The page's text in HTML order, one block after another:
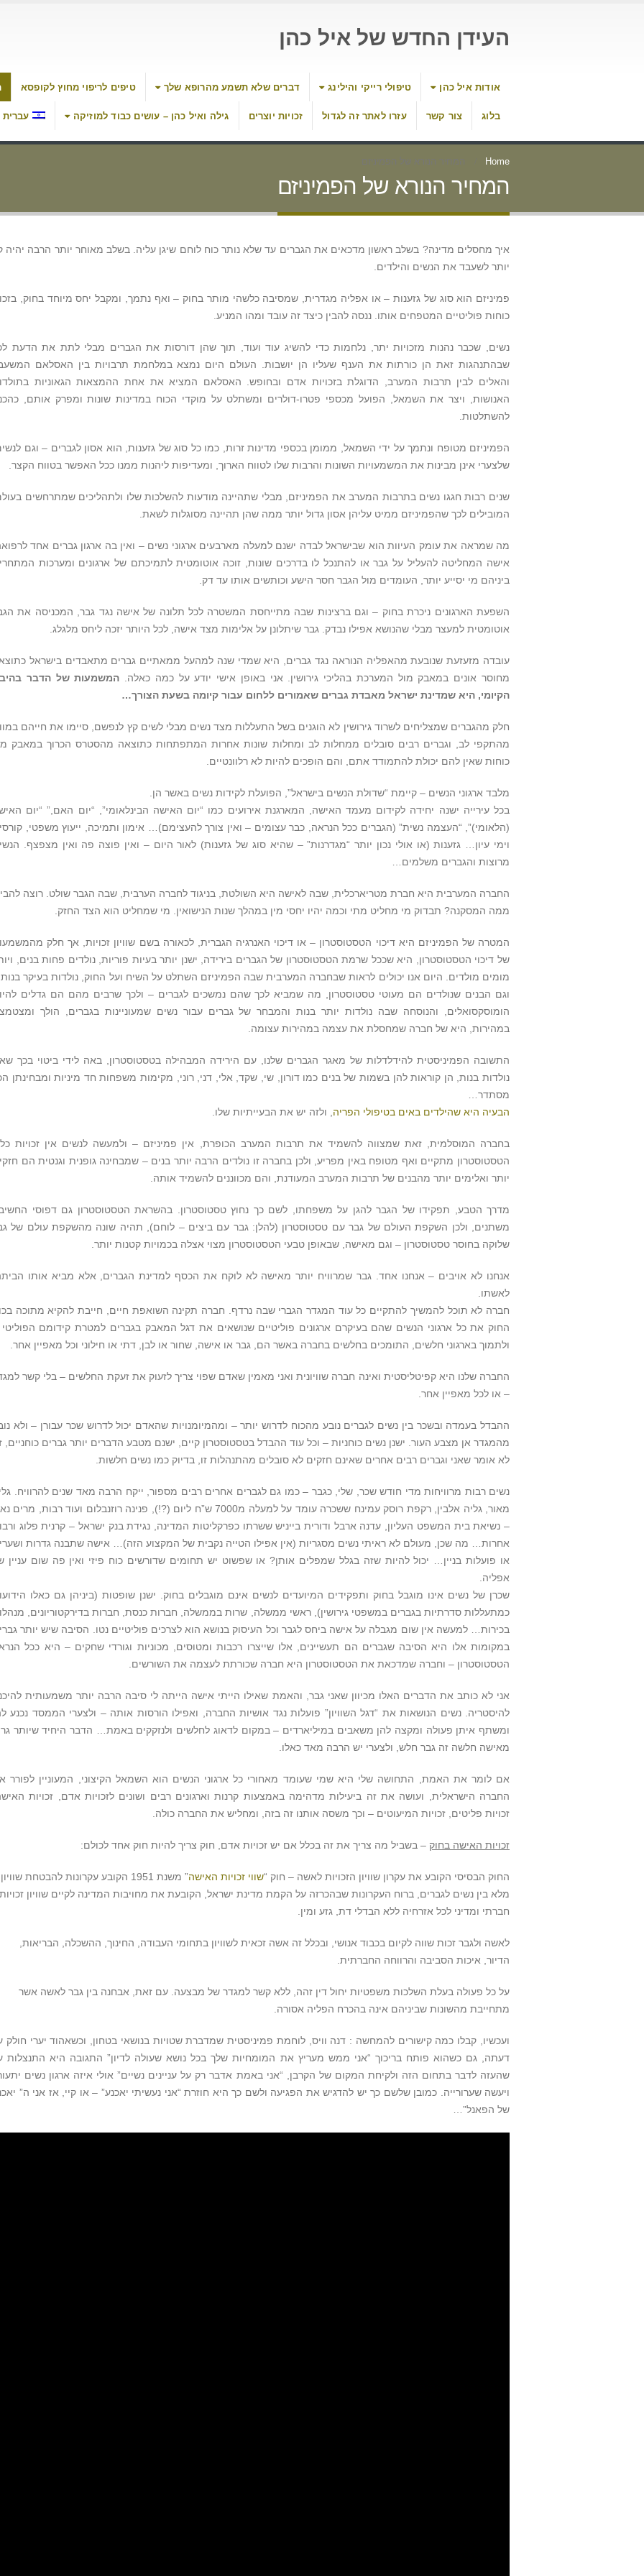
העידן החדש של איל כהן
אודות איל כהן טיפולי רייקי והילינג דברים שלא תשמע מהרופא שלך טיפים לריפוי מחוץ לקופסא
בלוג צור קשר עזרו לאתר זה לגדול זכויות יוצרים גילה ואיל כהן – עושים כבוד למוזיקה עברית
Home המחיר הנורא של הפמיניזם
המחיר הנורא של הפמיניזם
איך מחסלים מדינה? בשלב ראשון מדכאים את הגברים עד שלא נותר כוח לוחם שיגן עליה. בשלב מאוחר יותר הרבה יהיה
יותר לשעבד את הנשים והילדים.
פמיניזם הוא סוג של גזענות – או אפליה מגדרית, שמסיבה כלשהי מותר בחוק – ואף נתמך, ומקבל יחס מיוחד בחוק,
כוחות פוליטיים המטפחים אותו. ננסה להבין כיצד זה עובד ומהו המניע.
נשים, שכבר נהנות מזכויות יתר, נלחמות כדי להשיג עוד ועוד, תוך שהן דורסות את הגברים מבלי לתת את הדעת
שבהתנהגות זאת הן כורתות את הענף שעליו הן יושבות. העולם היום נמצא במלחמת תרבויות בין האסלאם
והאלים לבין תרבות המערב, הדוגלת בזכויות אדם ובחופש. האסלאם המציא את אחת ההמצאות הגאוניות
האנושות, ויצר את השמאל, הפועל מכספי פטרו-דולרים ומשתלט על מוקדי הכוח במדינות שונות ומפרק אותם,
להשתלטות.
הפמיניזם מטופח ונתמך על ידי השמאל, ממומן בכספי מדינות זרות, כמו כל סוג של גזענות, הוא אסון לגברים – וגם
שלצערי אינן מבינות את המשמעויות השונות והרבות שלו לטווח הארוך, ומעדיפות ליהנות ממנו ככל האפשר בטווח הקצר.
שנים רבות חגגו נשים בתרבות המערב את הפמיניזם, מבלי שתהיינה מודעות להשלכות שלו ולתהליכים שמתרחשים
המובילים לכך שהפמיניזם ממיט עליהן אסון גדול יותר ממה שהן תהיינה מסוגלות לשאת.
מה שמראה את עומק העיוות הוא שבישראל לבדה ישנם למעלה מארבעים ארגוני נשים – ואין בה ארגון גברים אחד
אישה המחליטה להעליל על גבר או להתנכל לו בדרכים שונות, זוכה אוטומטית לתמיכתם של ארגונים ומערכות
ביניהם מי יסייע יותר, העומדים מול הגבר חסר הישע וכותשים אותו עד דק.
השפעת הארגונים ניכרת בחוק – וגם ברצינות שבה מתייחסת המשטרה לכל תלונה של אישה נגד גבר, המכניסה את
אוטומטית למעצר מבלי שהנושא אפילו נבדק. גבר שיתלונן על אלימות מצד אישה, לכל היותר יזכה ליחס מלגלג.
עובדה מזעזעת שנובעת מהאפליה הנוראה נגד גברים, היא שמדי שנה למהעל ממאתיים גברים מתאבדים בישראל
מחוסר אונים במאבק מול המערכת בהליכי גירושין. אני באופן אישי יודע על כמה כאלה. המשמעות של הדבר
הקיומי, היא שמדינת ישראל מאבדת גברים שאמורים ללחום עבור קיומה בשעת הצורך…
חלק מהגברים שמצליחים לשרוד גירושין לא הוגנים בשל התעללות מצד נשים מבלי לשים קץ לנפשם, סיימו את חייהם
מהתקפי לב, וגברים רבים סובלים ממחלות לב ומחלות שונות אחרות המתפתחות כתוצאה מהסטרס הכרוך במאבק
כוחות שאין להם יכולת להתמודד אתם, והם הופכים להיות לא רלוונטיים.
מלבד ארגוני הנשים – קיימת “שדולת הנשים בישראל”, הפועלת לקידות נשים באשר הן.
בכל עירייה ישנה יחידה לקידום מעמד האישה, המארגנת אירועים כמו “יום האישה הבינלאומי”, “יום האם,” “יום
(הלאומי)”, “העצמה נשית” (הגברים ככל הנראה, כבר עצומים – ואין צורך להעצימם)… אימון ותמיכה, ייעוץ משפטי,
וימי עיון… גזענות (או אולי נכון יותר “מגדרנות” – שהיא סוג של גזענות) לאור היום – ואין פוצה פה ואין מצפצף.
מרוצות והגברים משלמים…
החברה המערבית היא חברת מטריארכלית, שבה לאישה היא השולטת, בניגוד לחברה הערבית, שבה הגבר שולט. רוצה
ממה המסקנה? תבדוק מי מחליט מתי וכמה יהיו יחסי מין במהלך שנות הנישואין. מי שמחליט הוא הצד החזק.
המטרה של הפמיניזם היא דיכוי הטסטוסטרון – או דיכוי האנרגיה הגברית, לכאורה בשם שוויון זכויות, אך חלק
של דיכוי הטסטוסטרון, היא שככל שרמת הטסטוסטרון של הגברים בירידה, ישנן יותר בעיות פוריות, נולדים פחות בנים,
מומים מולדים. היום אנו יכולים לראות שבחברה המערבית שבה הפמיניזם השתלט על השיח ועל החוק, נולדות בעיקר
וגם הבנים שנולדים הם מעוטי טסטוסטרון, מה שמביא לכך שהם נמשכים לגברים – ולכך שרבים מהם הם גדלים
הומוסקסואלים, והנוסחה שבה נולדות יותר בנות והמבחר של גברים עבור נשים שמעוניינות בגברים, הולך
במהירות, היא של חברה שמחסלת את עצמה במהירות עצומה.
התשובה הפמיניסטית להידלדלות של מאגר הגברים שלנו, עם הירידה המבהילה בטסטוסטרון, באה לידי ביטוי בכך
נולדות בנות, הן קוראות להן בשמות של בנים כמו דורון, שי, שקד, אלי, דני, רוני, מקימות משפחות חד מיניות ומבחינתן
מסתדר…
הבעיה היא שהילדים באים בטיפולי הפריה , ולזה יש את הבעייתיות שלו.
בחברה המוסלמית, זאת שמצווה להשמיד את תרבות המערב הכופרת, אין פמיניזם – ולמעשה לנשים אין זכויות
הטסטוסטרון מתקיים ואף מטופח באין מפריע, ולכן בחברה זו נולדים הרבה יותר בנים – שמבחינה גופנית וגנטית הם
יותר ואלימים יותר מהבנים של תרבות המערב המעודנת, והם מכווננים להשמיד אותה.
מדרך הטבע, תפקידו של הגבר להגן על משפחתו, לשם כך נחוץ טסטוסטרון. בהשראת הטסטוסטרון גם דפוסי
משתנים, ולכן השקפת העולם של גבר עם טסטוסטרון (להלן: גבר עם ביצים – לוחם), תהיה שונה מהשקפת עולם של
שלוקה בחוסר טסטוסטרון – וגם מאישה, שבאופן טבעי הטסטוסטרון מצוי אצלה בכמויות קטנות יותר.
אנחנו לא אויבים – אנחנו אחד. גבר שמרוויח יותר מאישה לא לוקח את הכסף למדינת הגברים, אלא מביא אותו
לאשתו.
חברה לא תוכל להמשיך להתקיים כל עוד המגדר הגברי שבה נרדף. חברה תקינה השואפת חיים, חייבת להקיא מתוכה
החוק את כל ארגוני הנשים שהם בעיקרם ארגונים פוליטיים שנושאים את דגל המאבק בגברים למטרת קידומם
ולתמוך בארגוני חלשים, התומכים בחלשים בחברה באשר הם, גבר או אישה, שחור או לבן, דתי או חילוני וכל מאפיין אחר.
החברה שלנו היא קפיטליסטית ואינה חברה שוויונית ואני מאמין שאדם שפוי צריך לזעוק את זעקת החלשים – בלי קשר
– או לכל מאפיין אחר.
ההבדל בעמדה ובשכר בין נשים לגברים נובע מהכוח לדרוש יותר – ומהמיומנויות שהאדם יכול לדרוש שכר עבורן – ולא
מהמגדר אן מצבע העור. ישנן נשים כוחניות – וכל עוד ההבדל בטסטוסטרון קיים, ישנם מטבע הדברים יותר גברים כוחניים,
לא אומר שאני וגברים רבים אחרים שאינם חזקים לא סובלים מהתנהלות זו, בדיוק כמו נשים חלשות.
נשים רבות מרוויחות מדי חודש שכר, שלי, כגבר – כמו גם לגברים אחרים רבים מספור, ייקח הרבה מאד שנים להרוויח.
מאור, גליה אלבין, רקפת רוסק עמינח ששכרה עומד על למעלה מ7000 ש”ח ליום (?!), פנינה רוזנבלום ועוד רבות, מרים
– נשיאת בית המשפט העליון, עדנה ארבל ודורית בייניש ששרתו כפרקליטות המדינה, נגידת בנק ישראל – קרנית פלוג
אחרות… מה שכן, מעולם לא ראיתי נשים מסגריות (אין אפילו הטייה נקבית של המקצוע הזה)… אישה שתבנה גדרות
או פועלות בניין… יכול להיות שזה בגלל שמפלים אותן? או שפשוט יש תחומים שדורשים כוח פיזי ואין פה שום עניין
אפליה.
שכרן של נשים אינו מוגבל בחוק ותפקידים המיועדים לנשים אינם מוגבלים בחוק. ישנן שופטות (ביניהן גם כאלו
כמתעללות סדרתיות בגברים במשפטי גירושין), ראשי ממשלה, שרות בממשלה, חברות כנסת, חברות בדירקטוריונים,
בכירות… למעשה אין שום מגבלה על אישה ביחס לגבר וכל העיסוק בנושא הוא לצרכים פוליטיים נטו. הסיבה שיש יותר
במקומות אלו היא הסיבה שגברים הם תעשיינים, אלו שייצרו רכבות ומטוסים, מכוניות וגורדי שחקים – היא ככל
הטסטוסטרון – וחברה שמדכאת את הטסטוסטרון היא חברה שכורתת לעצמה את השורשים.
אני לא כותב את הדברים האלו מכיוון שאני גבר, והאמת שאילו הייתי אישה הייתה לי סיבה הרבה יותר משמעותית
להיסטריה. נשים הנושאות את “דגל השוויון” פועלות נגד אושיות החברה, ואפילו הורסות אותה – ולצערי הממסד נכנע
ומשתף איתן פעולה ומקצה להן משאבים במיליארדים – במקום לדאוג לחלשים ולנזקקים באמת… הדבר היחיד שיותר
מאישה חלשה זה גבר חלש, ולצערי יש הרבה מאד כאלו.
אם לומר את האמת, התחושה שלי היא שמי שעומד מאחורי כל ארגוני הנשים הוא השמאל הקיצוני, המעוניין לפורר
החברה הישראלית, ועושה את זה ביעילות מדהימה באמצעות קרנות וארגונים רבים ושונים לזכויות אדם, זכויות
זכויות פליטים, זכויות המיעוטים – וכך משסה אותנו זה בזה, ומחליש את החברה כולה.
זכויות האישה בחוק – בשביל מה צריך את זה בכלל אם יש זכויות אדם, חוק צריך להיות חוק אחד לכולם:
החוק הבסיסי הקובע את עקרון שוויון הזכויות לאשה – חוק “שווי זכויות האישה
” משנת 1951 הקובע עקרונות להבטחת שוויון
מלא בין נשים לגברים, ברוח העקרונות שבהכרזה על הקמת מדינת ישראל, הקובעת את מחויבות המדינה לקיים שוויון זכויות
חברתי ומדיני לכל אזרחיה ללא הבדלי דת, גזע ומין.
לאשה ולגבר זכות שווה לקיום בכבוד אנושי, ובכלל זה אשה זכאית לשוויון בתחומי העבודה, החינוך, ההשכלה, הבריאות,
הדיור, איכות הסביבה והרווחה החברתית.
על כל פעולה בעלת השלכות משפטיות יחול דין זהה, ללא קשר למגדר של מבצעה. עם זאת, אבחנה בין גבר לאשה אשר
מתחייבת מהשונות שביניהם אינה בהכרח הפליה אסורה.
ועכשיו, קבלו כמה קישורים להמחשה : דנה וויס, לוחמת פמיניסטית שמדברת שטויות בנושאי בטחון, וכשאהוד יערי חולק
דעתה, גם כשהוא פותח בריכוך “אני ממש מעריץ את המומחיות שלך בכל נושא שעולה לדיון” התגובה היא התנצלות
שהעזה לדבר בתחום הזה ולקיחת המקום של הקרבן, “אני באמת אדבר רק על עניינים נשיים” אולי איזה ארגון נשים
ויעשה שערורייה. כמובן שלשם כך יש להדגיש את הפגיעה ולשם כך היא חוזרת “אני נעשיתי יאכנע” – או קיי, אז אני ה”
של הפאנל”…